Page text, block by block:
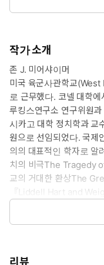
작가 소개
존 J. 미어샤이머
미국 육군사관학교
로 근무했다. 코넬 대학
루킹스연구소 연구위원
시카고 대학 정치학과 교
원으로 선임되었다. 국제
의의 대표적인 학자로 알
치의 비극The Tragedy
교의 거대한 환상The
『Liddell Hart and
이론서인 『
각에서 국제정치학을 서
하버드 대학교 존 F. 케
리뷰